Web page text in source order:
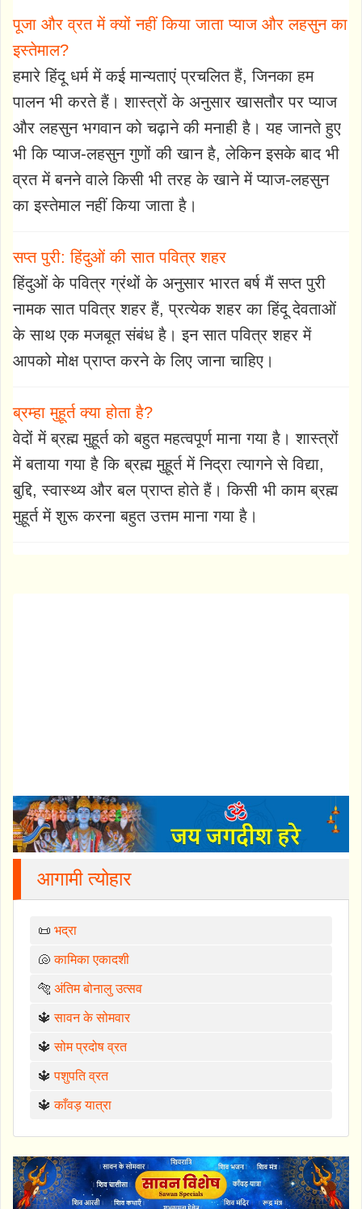
पूजा और व्रत में क्यों नहीं किया जाता प्याज और लहसुन का
इस्तेमाल?
हमारे हिंदू धर्म में कई मान्यताएं प्रचलित हैं, जिनका हम
पालन भी करते हैं। शास्त्रों के अनुसार खासतौर पर प्याज
और लहसुन भगवान को चढ़ाने की मनाही है। यह जानते हुए
भी कि प्याज-लहसुन गुणों की खान है, लेकिन इसके बाद भी
व्रत में बनने वाले किसी भी तरह के खाने में प्याज-लहसुन
का इस्तेमाल नहीं किया जाता है।
सप्त पुरी: हिंदुओं की सात पवित्र शहर
हिंदुओं के पवित्र ग्रंथों के अनुसार भारत बर्ष मैं सप्त पुरी
नामक सात पवित्र शहर हैं, प्रत्येक शहर का हिंदू देवताओं
के साथ एक मजबूत संबंध है। इन सात पवित्र शहर में
आपको मोक्ष प्राप्त करने के लिए जाना चाहिए।
ब्रम्हा मुहूर्त क्या होता है?
वेदों में ब्रह्म मुहूर्त को बहुत महत्वपूर्ण माना गया है। शास्त्रों
में बताया गया है कि ब्रह्म मुहूर्त में निद्रा त्यागने से विद्या,
बुद्दि, स्वास्थ्य और बल प्राप्त होते हैं। किसी भी काम ब्रह्म
मुहूर्त में शुरू करना बहुत उत्तम माना गया है।
आगामी त्योहार
📜 भद्रा
🐚कामिका एकादशी
🐅 अंतिम बोनालु उत्सव
🔱सावन के सोमवार
🔱सोम प्रदोष व्रत
🔱पशुपति व्रत
🔱काँवड़ यात्रा